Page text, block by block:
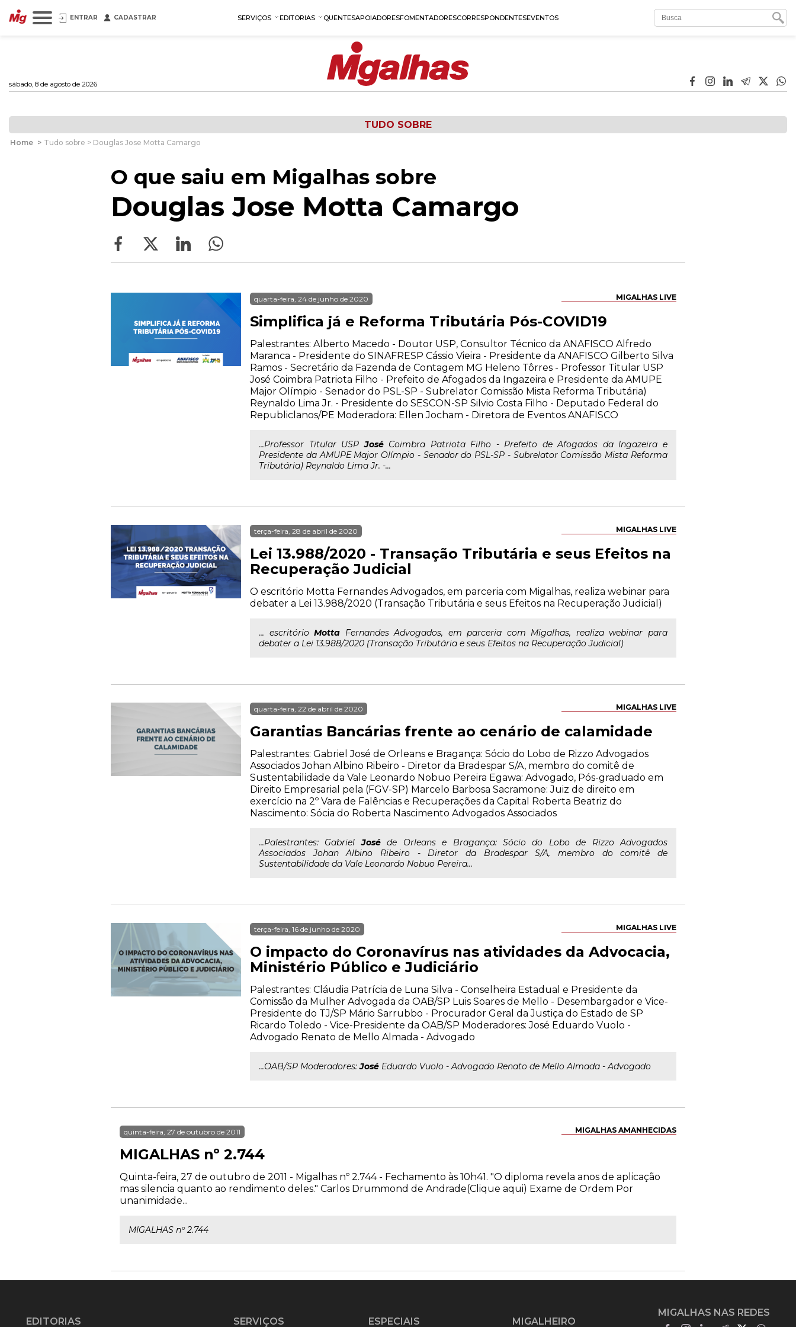
ENTRAR CADASTRAR SERVIÇOS EDITORIAS QUENTESAPOIADORESFOMENTADORESCORRESPONDENTESEVENTOS
sábado, 8 de agosto de 2026
TUDO SOBRE
Home > Tudo sobre > Douglas Jose Motta Camargo
O que saiu em Migalhas sobre
Douglas Jose Motta Camargo
MIGALHAS LIVE
quarta-feira, 24 de junho de 2020
Simplifica já e Reforma Tributária Pós-COVID19
Palestrantes: Alberto Macedo - Doutor USP, Consultor Técnico da ANAFISCO Alfredo
Maranca - Presidente do SINAFRESP Cássio Vieira - Presidente da ANAFISCO Gilberto Silva
Ramos - Secretário da Fazenda de Contagem MG Heleno Tôrres - Professor Titular USP
José Coimbra Patriota Filho - Prefeito de Afogados da Ingazeira e Presidente da AMUPE
Major Olímpio - Senador do PSL-SP - Subrelator Comissão Mista Reforma Tributária)
Reynaldo Lima Jr. - Presidente do SESCON-SP Silvio Costa Filho - Deputado Federal do
Republiclanos/PE Moderadora: Ellen Jocham - Diretora de Eventos ANAFISCO
...Professor Titular USPJoséCoimbra Patriota Filho - Prefeito de Afogados da Ingazeira e
Presidente da AMUPE Major Olímpio - Senador do PSL-SP - Subrelator Comissão Mista Reforma
Tributária) Reynaldo Lima Jr. -...
MIGALHAS LIVE
terça-feira, 28 de abril de 2020
Lei 13.988/2020 - Transação Tributária e seus Efeitos na
Recuperação Judicial
O escritório Motta Fernandes Advogados, em parceria com Migalhas, realiza webinar para
debater a Lei 13.988/2020 (Transação Tributária e seus Efeitos na Recuperação Judicial)
... escritórioMotta Fernandes Advogados, em parceria com Migalhas, realiza webinar para
debater a Lei 13.988/2020 (Transação Tributária e seus Efeitos na Recuperação Judicial)
MIGALHAS LIVE
quarta-feira, 22 de abril de 2020
Garantias Bancárias frente ao cenário de calamidade
Palestrantes: Gabriel José de Orleans e Bragança: Sócio do Lobo de Rizzo Advogados
Associados Johan Albino Ribeiro - Diretor da Bradespar S/A, membro do comitê de
Sustentabilidade da Vale Leonardo Nobuo Pereira Egawa: Advogado, Pós-graduado em
Direito Empresarial pela (FGV-SP) Marcelo Barbosa Sacramone: Juiz de direito em
exercício na 2º Vara de Falências e Recuperações da Capital Roberta Beatriz do
Nascimento: Sócia do Roberta Nascimento Advogados Associados
...Palestrantes: GabrielJoséde Orleans e Bragança: Sócio do Lobo de Rizzo Advogados
Associados Johan Albino Ribeiro - Diretor da Bradespar S/A, membro do comitê de
Sustentabilidade da Vale Leonardo Nobuo Pereira...
MIGALHAS LIVE
terça-feira, 16 de junho de 2020
O impacto do Coronavírus nas atividades da Advocacia,
Ministério Público e Judiciário
Palestrantes: Cláudia Patrícia de Luna Silva - Conselheira Estadual e Presidente da
Comissão da Mulher Advogada da OAB/SP Luis Soares de Mello - Desembargador e Vice-
Presidente do TJ/SP Mário Sarrubbo - Procurador Geral da Justiça do Estado de SP
Ricardo Toledo - Vice-Presidente da OAB/SP Moderadores: José Eduardo Vuolo -
Advogado Renato de Mello Almada - Advogado
...OAB/SP Moderadores:José Eduardo Vuolo - Advogado Renato de Mello Almada - Advogado
MIGALHAS AMANHECIDAS
quinta-feira, 27 de outubro de 2011
MIGALHAS nº 2.744
Quinta-feira, 27 de outubro de 2011 - Migalhas nº 2.744 - Fechamento às 10h41. "O diploma revela anos de aplicação
mas silencia quanto ao rendimento deles." Carlos Drummond de Andrade(Clique aqui) Exame de Ordem Por
unanimidade...
MIGALHAS nº 2.744
EDITORIAS SERVIÇOS ESPECIAIS MIGALHEIRO
MIGALHAS NAS REDES